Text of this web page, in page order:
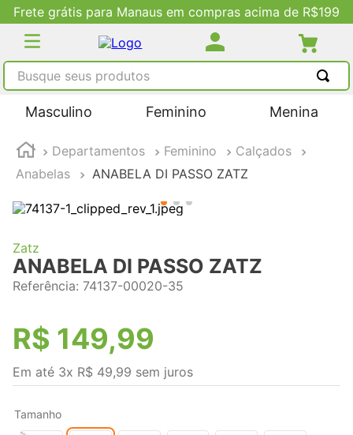
Frete grátis para Manaus em compras acima de R$199
Busque seus produtos
Masculino Feminino Menina
Departamentos Feminino
Calçados
Anabelas
ANABELA DI PASSO ZATZ
Zatz
ANABELA DI PASSO ZATZ
Referência: 74137-00020-35
R$ 149,99
Em até 3x R$ 49,99 sem juros
Tamanho
TERMOS MAIS BUSCADOS
2
tenis feminino
4º
adidas